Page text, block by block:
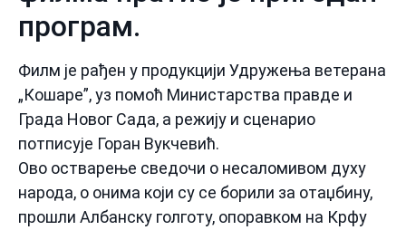
програм.
Филм је рађен у продукцији Удружења ветерана
„Кошаре”, уз помоћ Министарства правде и
Града Новог Сада, а режију и сценарио
потписује Горан Вукчевић.
Ово остварење сведочи о несаломивом духу
народа, о онима који су се борили за отаџбину,
прошли Албанску голготу, опоравком на Крфу